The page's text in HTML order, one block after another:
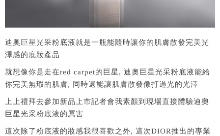
迪奧巨星光采粉底液就是一瓶能隨時讓你的肌膚散發完美光
澤感的底妝產品
就想像你是走在red carpet的巨星, 迪奧巨星光采粉底液能給
你完美無瑕的肌膚, 同時還能讓肌膚散發像打過光的光澤
上上禮拜去參加新品上市記者會我素顏到現場直接體驗迪奧
巨星光采粉底液的厲害
這次除了粉底液的妝感我很喜歡之外, 這次DIOR推出的專業